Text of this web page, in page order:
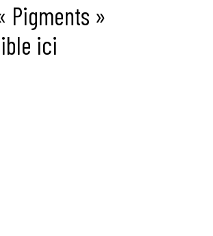
Pigments »
ici